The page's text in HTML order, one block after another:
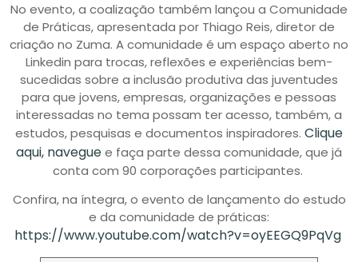
No evento, a coalização também lançou a Comunidade
de Práticas, apresentada por Thiago Reis, diretor de
criação no Zuma. A comunidade é um espaço aberto no
Linkedin para trocas, reflexões e experiências bem-
sucedidas sobre a inclusão produtiva das juventudes
para que jovens, empresas, organizações e pessoas
interessadas no tema possam ter acesso, também, a
estudos, pesquisas e documentos inspiradores. Clique
aqui, naveguee faça parte dessa comunidade, que já
conta com 90 corporações participantes.
Confira, na íntegra, o evento de lançamento do estudo
e da comunidade de práticas:
https://www.youtube.com/watch?v=oyEEGQ9PqVg